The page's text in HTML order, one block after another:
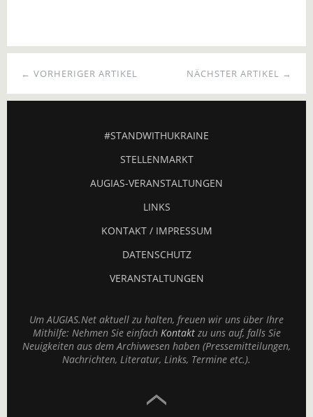
NÄCHSTER ARTIKEL →
← VORHERIGER ARTIKEL
#STANDWITHUKRAINE
STELLENMARKT
AUGIAS-VERANSTALTUNGEN
LINKS
KONTAKT / IMPRESSUM
DATENSCHUTZ
VERANSTALTUNGEN
Um AUGIAS.Net aktuell zu halten, freuen wir uns über Ihre
Mithilfe: Nehmen Sie einfach Kontaktzu uns auf, falls Sie
Neuigkeiten aus dem Archivwesen haben (Pressemitteilungen,
Nachrichten, Literatur, Links, Termine etc.).